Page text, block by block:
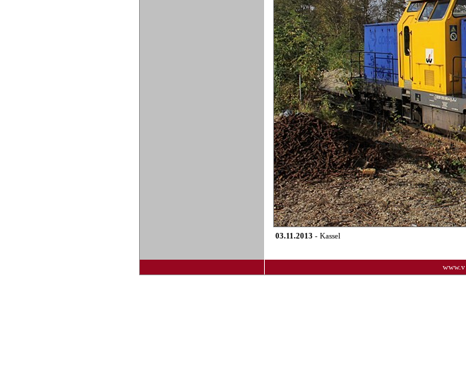
03.11.2013 - Kassel